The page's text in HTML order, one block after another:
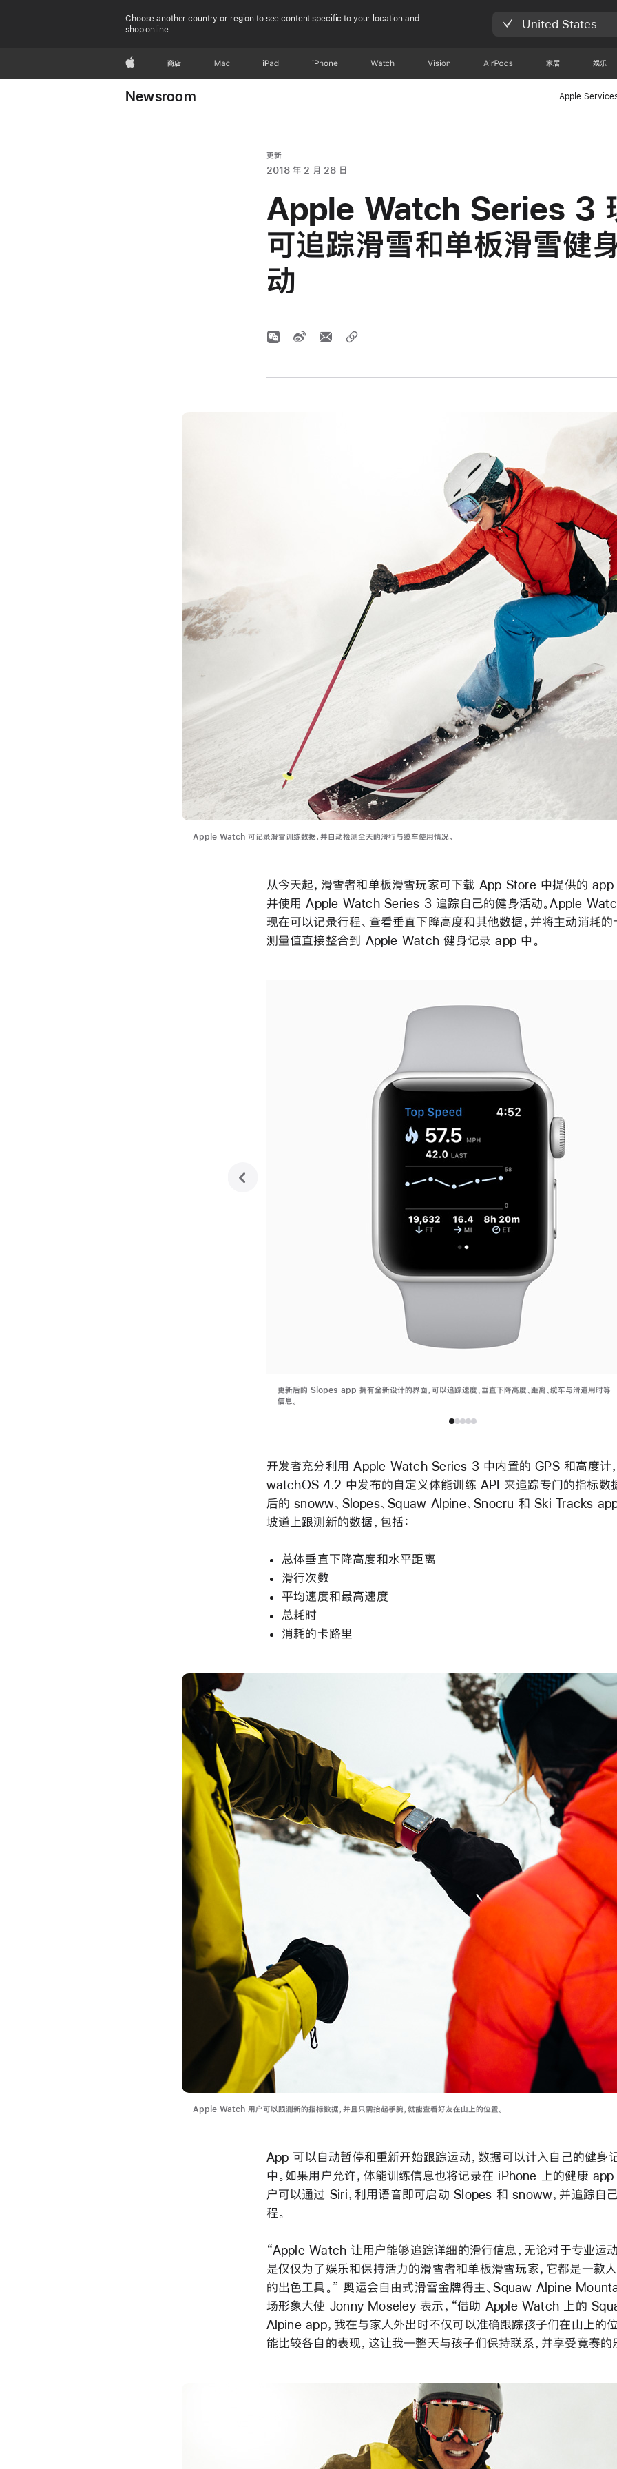
Choose another country or region to see content specific to your location and
shop online.
United States
Apple 商店 Mac iPad iPhone Watch Vision AirPods 家居 娱乐
Newsroom Apple
更新
2018 年 2 月 28 日
Apple Watch Series 3
可追踪滑雪和单板滑雪健
动
Apple Watch 可记录滑雪训练数据，并自动检测全天的滑行与缆车使用情况。
从今天起，滑雪者和单板滑雪玩家可下载 App Store 中提供的 app
并使用 Apple Watch Series 3 追踪自己的健身活动。Apple
现在可以记录行程、查看垂直下降高度和其他数据，并将主动消耗的
测量值直接整合到 Apple Watch 健身记录 app 中。
更新后的 Slopes app 拥有全新设计的界面，可以追踪速度、垂直下降高度、距离、缆车与滑道用时等
信息。
previous
开发者充分利用 Apple Watch Series 3 中内置的 GPS 和高度计
watchOS 4.2 中发布的自定义体能训练 API 来追踪专门的指标数
后的 snoww、Slopes、Squaw Alpine、Snocru 和 Ski Tracks
坡道上跟测新的数据，包括：
总体垂直下降高度和水平距离
滑行次数
平均速度和最高速度
总耗时
消耗的卡路里
Apple Watch 用户可以跟测新的指标数据，并且只需抬起手腕，就能查看好友在山上的位置。
App 可以自动暂停和重新开始跟踪运动，数据可以计入自己的健身
中。如果用户允许，体能训练信息也将记录在 iPhone 上的健康 app
户可以通过 Siri，利用语音即可启动 Slopes 和 snoww，并追踪自
程。
“Apple Watch 让用户能够追踪详细的滑行信息，无论对于专业运
是仅仅为了娱乐和保持活力的滑雪者和单板滑雪玩家，它都是一款
的出色工具。” 奥运会自由式滑雪金牌得主、Squaw Alpine
场形象大使 Jonny Moseley 表示，“借助 Apple Watch 上的
Alpine app，我在与家人外出时不仅可以准确跟踪孩子们在山上的
能比较各自的表现，这让我一整天与孩子们保持联系，并享受竞赛的